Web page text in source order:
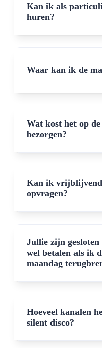
Kan ik als
huren?
Waar kan ik de
Wat kost het op
bezorgen?
Kan ik vrijblijvend
opvragen?
Jullie zijn
wel betalen als ik
maandag
Hoeveel kanalen
silent disco?